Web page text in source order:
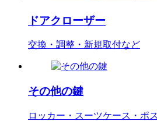
ドアクローザー
交換・調整・新規取付など
その他の鍵
ロッカー・スーツケース・ポ